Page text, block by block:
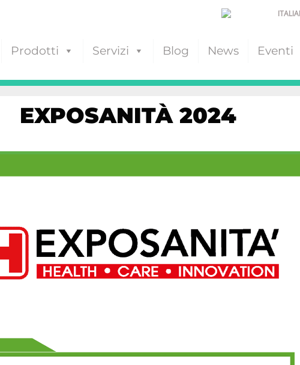
Prodotti Servizi Blog News Eventi
EXPOSANITÀ 2024